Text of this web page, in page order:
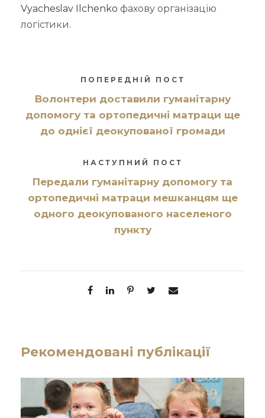
Vyacheslav Ilchenko фахову організацію
логістики.
ПОПЕРЕДНІЙ ПОСТ
Волонтери доставили гуманітарну
допомогу та ортопедичні матраци ще
до однієї деокупованої громади
НАСТУПНИЙ ПОСТ
Передали гуманітарну допомогу та
ортопедичні матраци мешканцям ще
одного деокупованого населеного
пункту
Рекомендовані публікації